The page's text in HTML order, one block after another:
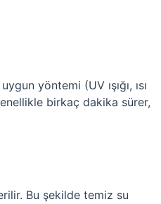
yöntemi (UV ışığı, ısı
birkaç dakika sürer,
Bu şekilde temiz su